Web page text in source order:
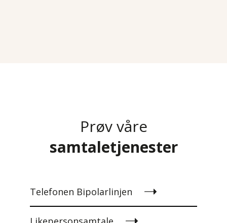
Prøv våre
samtaletjenester
Telefonen Bipolarlinjen